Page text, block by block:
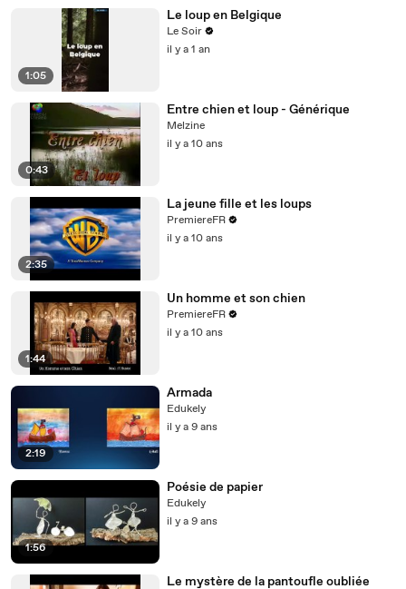
1:05
Le loup en Belgique
Le Soir
il y a 1 an
0:43
Entre chien et loup - Générique
Melzine
il y a 10 ans
2:35
La jeune fille et les loups
PremiereFR
il y a 10 ans
1:44
Un homme et son chien
PremiereFR
il y a 10 ans
2:19
Armada
Edukely
il y a 9 ans
1:56
Poésie de papier
Edukely
il y a 9 ans
Le mystère de la pantoufle oubliée